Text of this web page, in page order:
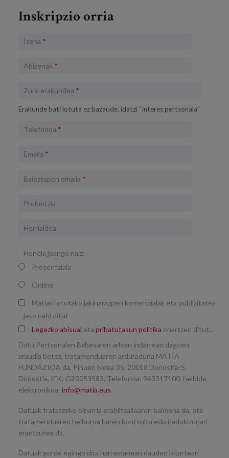
Inskripzio orria
Izena *
Abizenak *
Zure erakundea *
Erakunde bati lotuta ez bazaude, idatzi “interes pertsonala”
Telefonoa *
Emaila *
Baieztapen emaila *
Probintzia
Herrialdea
Honela joango naiz:
Presentziala
Online
Matiari lotutako jakinarazpen komertzialak eta publizitatea
jaso nahi ditut
Legezko abisual eta pribatutasun politika onartzen ditut..
Datu Pertsonalen Babesaren arloan indarrean dagoen
araudia betez, tratamenduaren arduraduna MATÍA
FUNDAZIOA da, Pinuen bidea 35, 20018 Donostia-S.
Donostia, IFK: G20053583, Telefonoa: 943317100, helbide
elektronikoa: info@matia.eus.
Datuak tratatzeko oinarria erabiltzailearen baimena da, eta
tratamenduaren helburua haren kontsulta edo iradokizunari
erantzutea da.
Datuak gorde egingo dira harremanean dauden bitartean